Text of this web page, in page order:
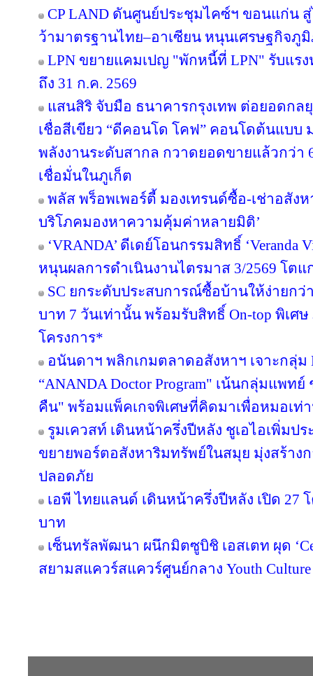
CP LAND ดันศูนย์ประชุมไคซ์ฯ ขอนแก่น
ว้ามาตรฐานไทย–อาเซียน หนุนเศรษฐกิจภู
LPN ขยายแคมเปญ "พักหนี้ที่ LPN" รับแร
ถึง 31 ก.ค. 2569
แสนสิริ จับมือ ธนาคารกรุงเทพ ต่อยอดก
เชื่อสีเขียว “ดีคอนโด โคฟ” คอนโดต้นแบบ
พลังงานระดับสากล กวาดยอดขายแล้วกว่า
เชื่อมั่นในภูเก็ต
พลัส พร็อพเพอร์ตี้ มองเทรนด์ซื้อ-เช่าอสัง
บริโภคมองหาความคุ้มค่าหลายมิติ’
‘VRANDA’ ดีเดย์โอนกรรมสิทธิ์ ‘Veranda
หนุนผลการดำเนินงานไตรมาส 3/2569 โตแ
SC ยกระดับประสบการณ์ซื้อบ้านให้ง่ายกว่
บาท 7 วันเท่านั้น พร้อมรับสิทธิ์ On-top พิเศษ
โครงการ*
อนันดาฯ พลิกเกมตลาดอสังหาฯ เจาะกลุ่ม
“ANANDA Doctor Program" เน้นกลุ่มแพท
คืน" พร้อมแพ็คเกจพิเศษที่คิดมาเพื่อหมอเท่
รูมเควสท์ เดินหน้าครึ่งปีหลัง ชูเอไอเพิ่มป
ขยายพอร์ตอสังหาริมทรัพย์ในสมุย มุ่งสร้าง
ปลอดภัย
เอพี ไทยแลนด์ เดินหน้าครึ่งปีหลัง เปิด 27
บาท
เซ็นทรัลพัฒนา ผนึกมิตซูบิชิ เอสเตท ผุด
สยามสแควร์สแควร์ศูนย์กลาง Youth